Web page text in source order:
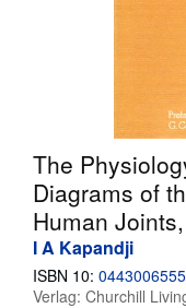
The
Diagrams of
Human
I A Kapandji
ISBN 10: 0443006555
Verlag: Churchill